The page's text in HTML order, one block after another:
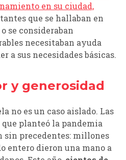
en su ciudad,
que se hallaban en
se consideraban
necesitaban ayuda
a sus necesidades básicas.
y generosidad
no es un caso aislado. Las
planteó la pandemia
sin precedentes: millones
entero dieron una mano a